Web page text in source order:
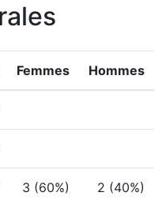
Femmes Hommes
3 (60%) 2 (40%)